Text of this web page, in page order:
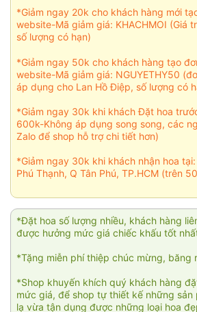
*Giảm ngay 20k cho khách hàng mới
website-Mã giảm giá: KHACHMOI (Giá
số lượng có hạn)
*Giảm ngay 50k cho khách hàng tạo
website-Mã giảm giá: NGUYETHY50
áp dụng cho Lan Hồ Điệp, số lượng có
*Giảm ngay 30k khi khách Đặt hoa
600k-Không áp dụng song song, các
Zalo để shop hỗ trợ chi tiết hơn)
*Giảm ngay 30k khi khách nhận hoa tại:
Phú Thạnh, Q Tân Phú, TP.HCM (trên
*Đặt hoa số lượng nhiều, khách hàng
được hưởng mức giá chiếc khấu tốt
*Tặng miễn phí thiệp chúc mừng, băng
*Shop khuyến khích quý khách hàng
mức giá, để shop tự thiết kế những sản
lạ vừa tận dụng được những loại hoa